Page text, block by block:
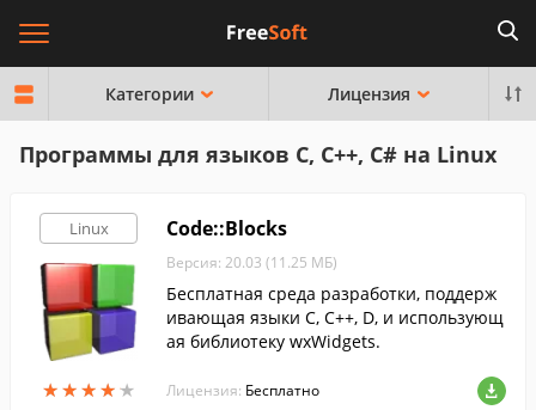
Категории Лицензия
Программы для языков C, C++, C# на Linux
Linux
★★★★★
★★★★★
Code::Blocks
Версия: 20.03 (11.25 МБ)
Бесплатная среда разработки, поддерж
ивающая языки С, С++, D, и использующ
ая библиотеку wxWidgets.
Лицензия: Бесплатно